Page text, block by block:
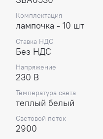
Комплектация
лампочка - 10 шт
Ставка НДС
Без НДС
Напряжение
230 В
Температура света
теплый белый
Световой поток
2900